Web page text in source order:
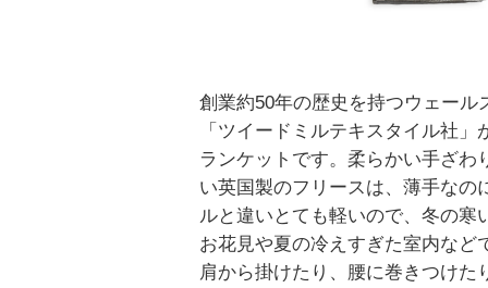
創業約50年の歴史を持つウェール
「ツイードミルテキスタイル社」
ランケットです。柔らかい手ざわ
い英国製のフリースは、薄手なの
ルと違いとても軽いので、冬の寒
お花見や夏の冷えすぎた室内など
肩から掛けたり、腰に巻きつけた